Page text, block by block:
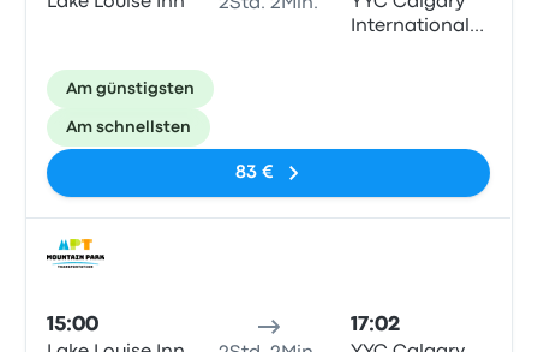
2Std. 2Min.
International
Am günstigsten
Am schnellsten
83 €
15:00 17:02